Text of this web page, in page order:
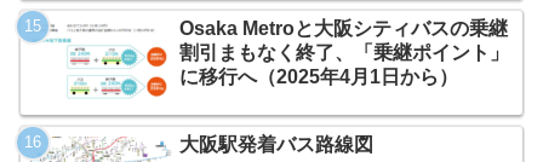
Osaka Metroと大阪シティバスの乗継
割引まもなく終了、「乗継ポイント」
に移行へ（2025年4月1日から）
大阪駅発着バス路線図